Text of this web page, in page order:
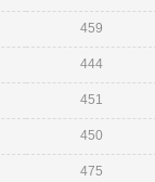
459
444
451
450
475